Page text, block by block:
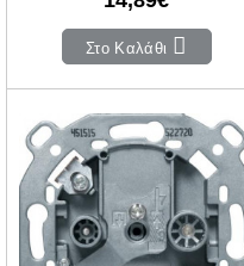
Στο Καλάθι